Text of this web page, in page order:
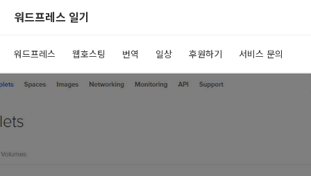
워드프레스 일기
워드프레스 웹호스팅 번역 일상 후원하기 서비스 문의